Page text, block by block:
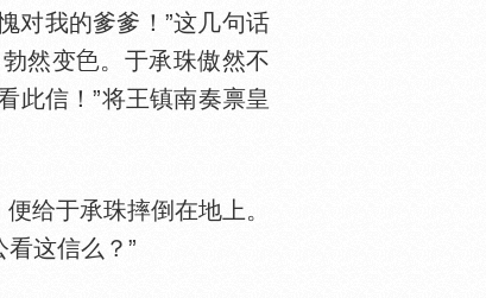
对我的爹爹！”这几句话
然变
。于承珠傲然不
此信！”将王镇南奏禀皇
给于承珠摔倒在地上。
看这信么？”